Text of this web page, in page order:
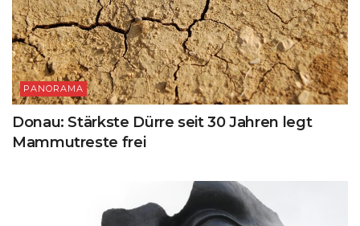
PANORAMA
Donau: Stärkste Dürre seit 30 Jahren legt
Mammutreste frei